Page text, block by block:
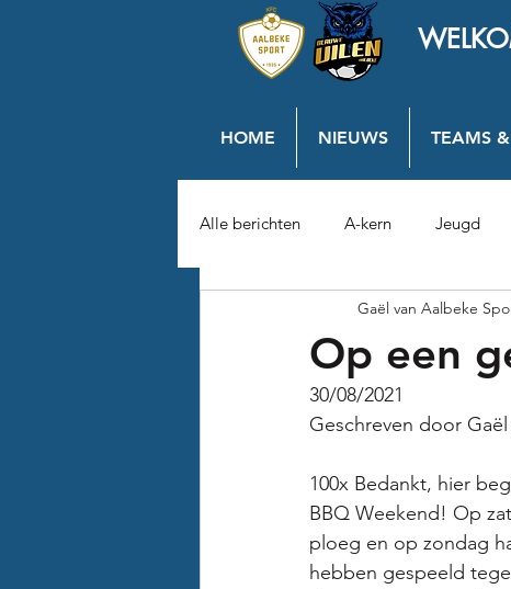
HOME NIEUWS TEAMS
Alle berichten A-kern Jeugd
Op een
Gaël van Aalbeke
Geschreven door
100x Bedankt, hier
BBQ Weekend! Op
ploeg en op zondag
hebben gespeeld